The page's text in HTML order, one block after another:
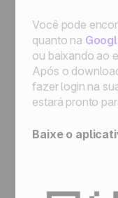
Você pode
quanto na
ou baixando ao
Após o
fazer login na
estará pronto
Baixe o